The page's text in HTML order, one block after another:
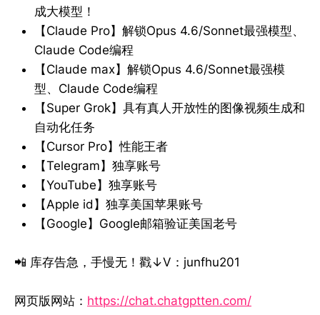
成大模型！
【Claude Pro】解锁Opus 4.6/Sonnet最强模型、
Claude Code编程
【Claude max】解锁Opus 4.6/Sonnet最强模
型、Claude Code编程
【Super Grok】具有真人开放性的图像视频生成和
自动化任务
【Cursor Pro】性能王者
【Telegram】独享账号
【YouTube】独享账号
【Apple id】独享美国苹果账号
【Google】Google邮箱验证美国老号
📲 库存告急，手慢无！戳↓V：junfhu201
网页版网站： https://chat.chatgptten.com/